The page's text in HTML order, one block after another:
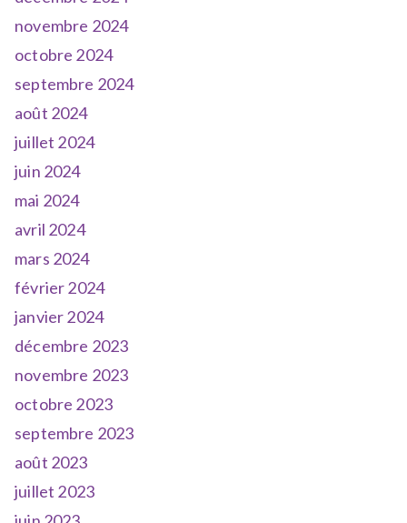
novembre 2024
octobre 2024
septembre 2024
août 2024
juillet 2024
juin 2024
mai 2024
avril 2024
mars 2024
février 2024
janvier 2024
décembre 2023
novembre 2023
octobre 2023
septembre 2023
août 2023
juillet 2023